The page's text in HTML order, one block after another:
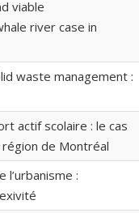
viable
river case in
waste management :
actif scolaire : le cas
de Montréal
: